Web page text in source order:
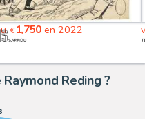
€ 1,750 en 2022
Reding ?